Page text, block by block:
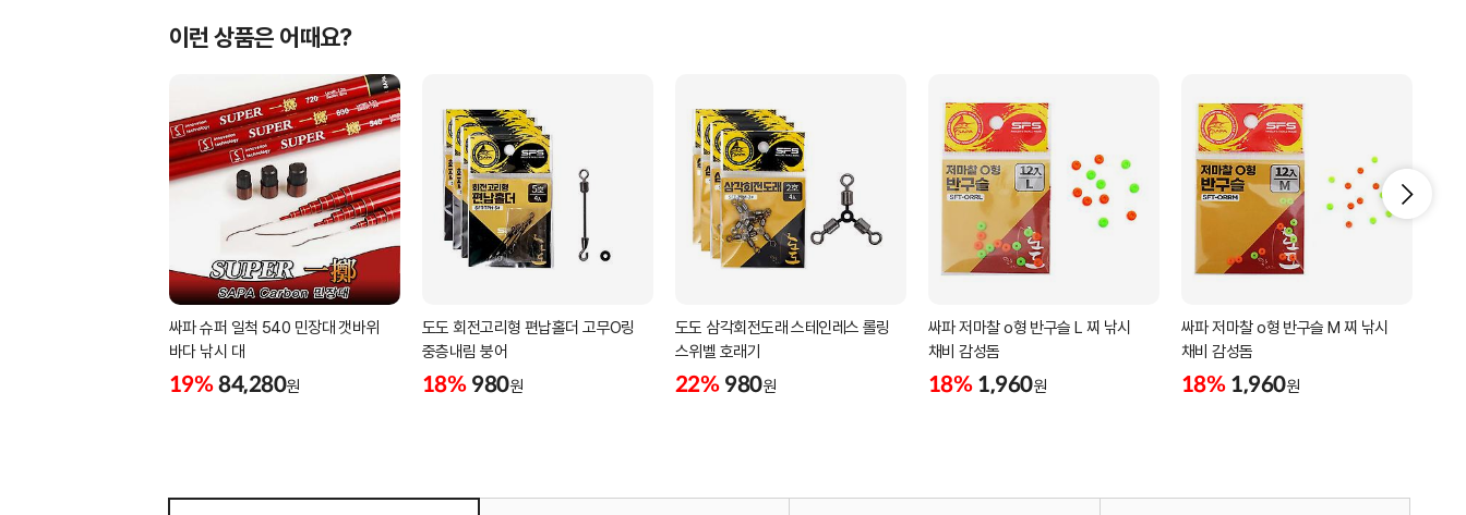
이런 상품은 어때요?
싸파 슈퍼 일척 540 민장대 갯바위
바다 낚시 대
19% 84,280원
도도 회전고리형 편납홀더 고무O링
중층내림 붕어
18% 980원
도도 삼각회전도래 스테인레스 롤링
스위벨 호래기
22% 980원
싸파 저마찰 o형 반구슬 L 찌 낚시
채비 감성돔
18% 1,960원
싸파 저마찰 o형 반구슬 M 찌 낚시
채비 감성돔
18% 1,960원